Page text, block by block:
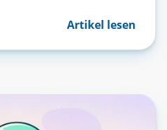
Artikel lesen